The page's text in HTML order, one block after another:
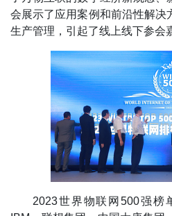
会展示了应用案例和前沿性解决
生产管理，引起了线上线下参会
2023世界物联网500强榜